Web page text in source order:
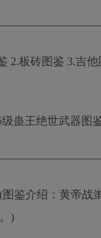
2.板砖图鉴 3.吉
蛊王绝世武器图
鉴介绍：黄帝战
)